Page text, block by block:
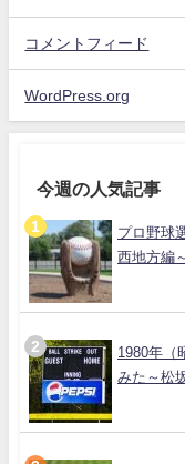
コメントフィード
WordPress.org
今週の人気記事
プロ野球
西地方編～
1980年（
みた～松